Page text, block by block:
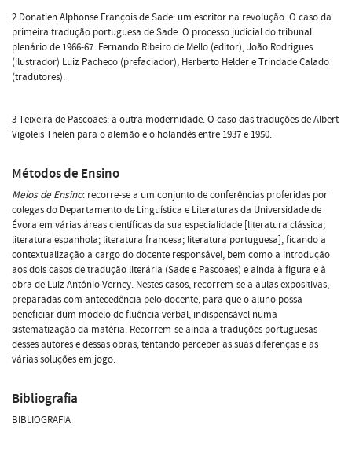
2 Donatien Alphonse François de Sade: um escritor na revolução. O caso da
primeira tradução portuguesa de Sade. O processo judicial do tribunal
plenário de 1966-67: Fernando Ribeiro de Mello (editor), João Rodrigues
(ilustrador) Luiz Pacheco (prefaciador), Herberto Helder e Trindade Calado
(tradutores).
3 Teixeira de Pascoaes: a outra modernidade. O caso das traduções de Albert
Vigoleis Thelen para o alemão e o holandês entre 1937 e 1950.
Métodos de Ensino
Meios de Ensino: recorre-se a um conjunto de conferências proferidas por
colegas do Departamento de Linguística e Literaturas da Universidade de
Évora em várias áreas científicas da sua especialidade [literatura clássica;
literatura espanhola; literatura francesa; literatura portuguesa], ficando a
contextualização a cargo do docente responsável, bem como a introdução
aos dois casos de tradução literária (Sade e Pascoaes) e ainda à figura e à
obra de Luiz António Verney. Nestes casos, recorrem-se a aulas expositivas,
preparadas com antecedência pelo docente, para que o aluno possa
beneficiar dum modelo de fluência verbal, indispensável numa
sistematização da matéria. Recorrem-se ainda a traduções portuguesas
desses autores e dessas obras, tentando perceber as suas diferenças e as
várias soluções em jogo.
Bibliografia
BIBLIOGRAFIA